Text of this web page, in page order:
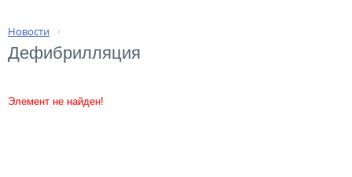
Новости ›
Дефибрилляция
Элемент не найден!